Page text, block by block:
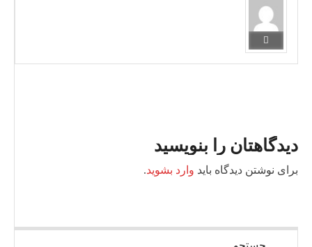
دیدگاهتان را بنویسید
برای نوشتن دیدگاه باید وارد بشوید.